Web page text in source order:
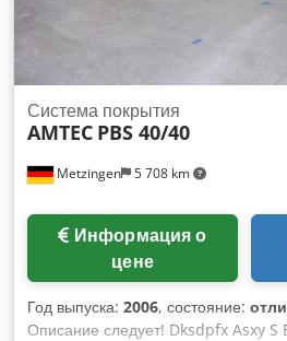
Metzingen 5 708 km
Система покрытия
AMTEC PBS 40/40
цене
Год выпуска: 2006, состояние:
Описание следует! Dksdpfx Asxy S